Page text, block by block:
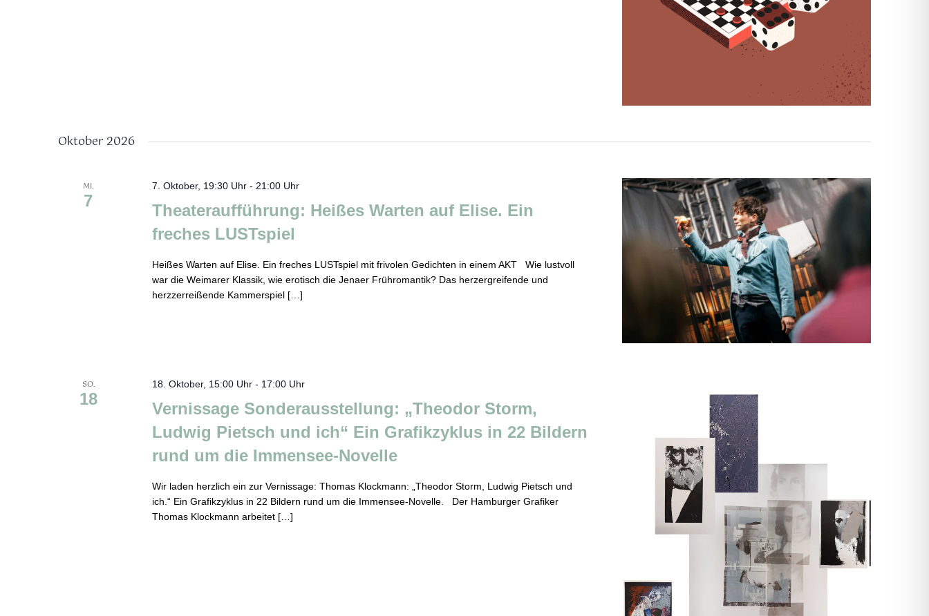
Oktober 2026
MI.
7
7. Oktober, 19:30 Uhr- 21:00 Uhr
Theateraufführung: Heißes Warten auf Elise. Ein
freches LUSTspiel
Heißes Warten auf Elise. Ein freches LUSTspiel mit frivolen Gedichten in einem AKT Wie lustvoll
war die Weimarer Klassik, wie erotisch die Jenaer Frühromantik? Das herzergreifende und
herzzerreißende Kammerspiel […]
SO.
18
18. Oktober, 15:00 Uhr- 17:00 Uhr
Vernissage Sonderausstellung: „Theodor Storm,
Ludwig Pietsch und ich“ Ein Grafikzyklus in 22 Bildern
rund um die Immensee-Novelle
Wir laden herzlich ein zur Vernissage: Thomas Klockmann: „Theodor Storm, Ludwig Pietsch und
ich.“ Ein Grafikzyklus in 22 Bildern rund um die Immensee-Novelle. Der Hamburger Grafiker
Thomas Klockmann arbeitet […]